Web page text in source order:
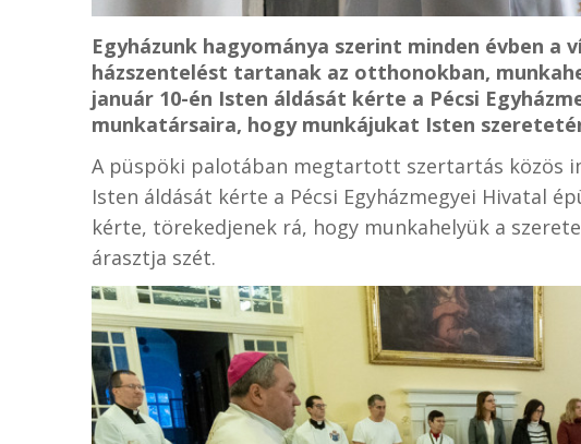
Egyházunk hagyománya szerint minden évben a
házszentelést tartanak az otthonokban,
január 10-én Isten áldását kérte a Pécsi
munkatársaira, hogy munkájukat Isten
A püspöki palotában megtartott szertartás közös
Isten áldását kérte a Pécsi Egyházmegyei Hivatal
kérte, törekedjenek rá, hogy munkahelyük a
árasztja szét.